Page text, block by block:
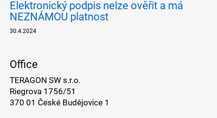
Elektronický podpis nelze ověřit a má
NEZNÁMOU platnost
30.4.2024
Office
TERAGON SW s.r.o.
Riegrova 1756/51
370 01 České Budějovice 1